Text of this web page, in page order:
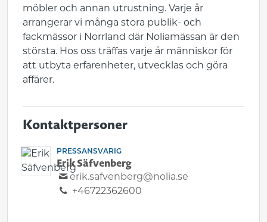
möbler och annan utrustning. Varje år
arrangerar vi många stora publik- och
fackmässor i Norrland där Noliamässan är den
största. Hos oss träffas varje år människor för
att utbyta erfarenheter, utvecklas och göra
affärer.
Kontaktpersoner
PRESSANSVARIG
Erik Säfvenberg
erik.safvenberg@nolia.se
+46722362600